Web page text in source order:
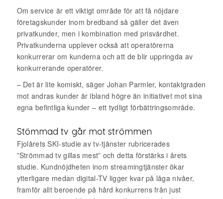
Om service är ett viktigt område för att få nöjdare
företagskunder inom bredband så gäller det även
privatkunder, men i kombination med prisvärdhet.
Privatkunderna upplever också att operatörerna
konkurrerar om kunderna och att de blir uppringda av
konkurrerande operatörer.
– Det är lite komiskt, säger Johan Parmler, kontaktgraden
mot andras kunder är ibland högre än initiativet mot sina
egna befintliga kunder – ett tydligt förbättringsområde.
Stömmad tv går mot strömmen
Fjolårets SKI-studie av tv-tjänster rubricerades
”Strömmad tv gillas mest” och detta förstärks i årets
studie. Kundnöjdheten inom streamingtjänster ökar
ytterligare medan digital-TV ligger kvar på låga nivåer,
framför allt beroende på hård konkurrens från just